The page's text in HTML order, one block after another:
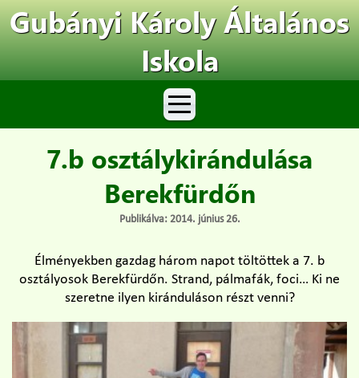
Gubányi Károly Általános
Iskola
7.b osztálykirándulása
Berekfürdőn
Publikálva: 2014. június 26.
Élményekben gazdag három napot töltöttek a 7. b
osztályosok Berekfürdőn. Strand, pálmafák, foci… Ki ne
szeretne ilyen kiránduláson részt venni?